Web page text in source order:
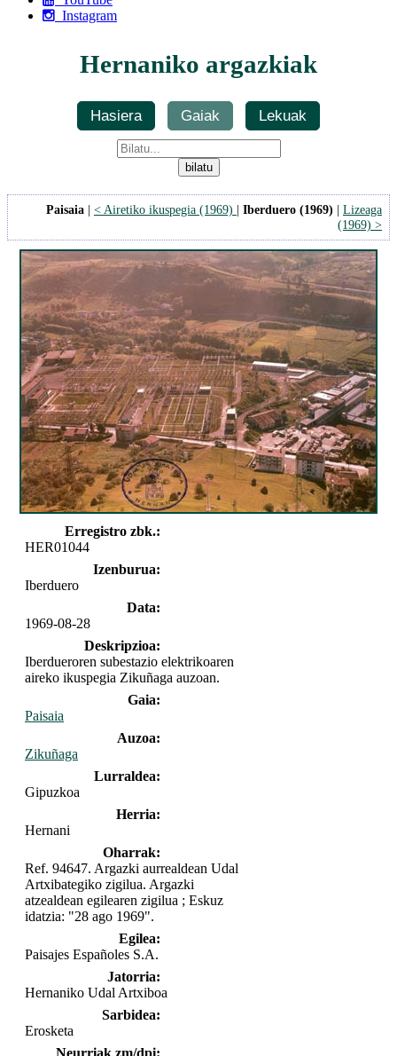
Instagram
Hernaniko argazkiak
Hasiera Gaiak Lekuak
Paisaia | < Airetiko ikuspegia (1969) | Iberduero (1969) | Lizeaga
(1969) >
Erregistro zbk.:
HER01044
Izenburua:
Iberduero
Data:
1969-08-28
Deskripzioa:
Iberdueroren subestazio elektrikoaren
aireko ikuspegia Zikuñaga auzoan.
Gaia:
Paisaia
Auzoa:
Zikuñaga
Lurraldea:
Gipuzkoa
Herria:
Hernani
Oharrak:
Ref. 94647. Argazki aurrealdean Udal
Artxibategiko zigilua. Argazki
atzealdean egilearen zigilua ; Eskuz
idatzia: "28 ago 1969".
Egilea:
Paisajes Españoles S.A.
Jatorria:
Hernaniko Udal Artxiboa
Sarbidea:
Erosketa
Neurriak zm/dpi: